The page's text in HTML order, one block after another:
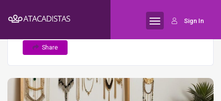
Sign In
Home Semijoias
Comparando técnicas de venda
Share